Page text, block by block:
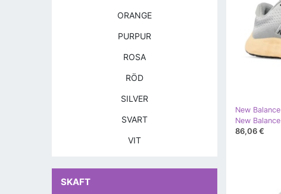
New Balance
86,06 €
ORANGE
PURPUR
ROSA
RÖD
SILVER
SVART
VIT
SKAFT